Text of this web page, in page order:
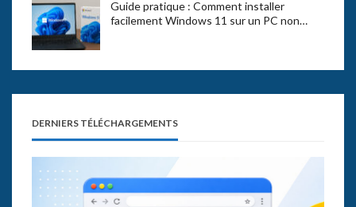
Guide pratique : Comment installer
facilement Windows 11 sur un PC non…
DERNIERS TÉLÉCHARGEMENTS